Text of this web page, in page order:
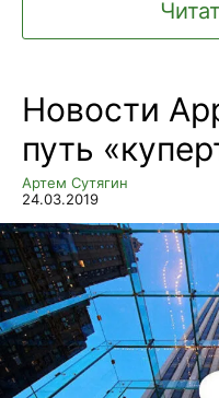
Новости
путь
Артем Сутягин
24.03.2019